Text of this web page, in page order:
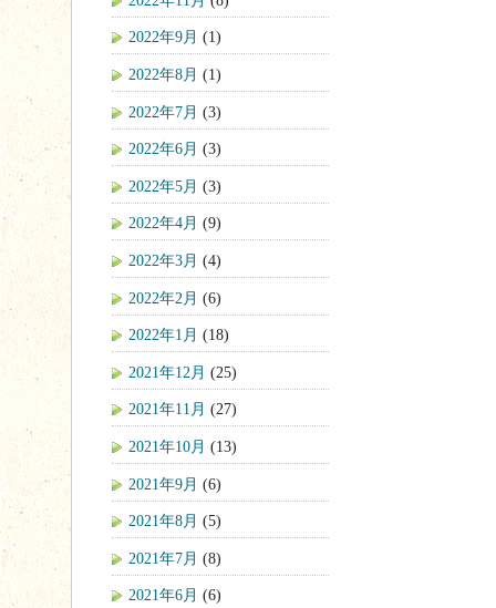
2022年9月 (1)
2022年8月 (1)
2022年7月 (3)
2022年6月 (3)
2022年5月 (3)
2022年4月 (9)
2022年3月 (4)
2022年2月 (6)
2022年1月 (18)
2021年12月 (25)
2021年11月 (27)
2021年10月 (13)
2021年9月 (6)
2021年8月 (5)
2021年7月 (8)
2021年6月 (6)